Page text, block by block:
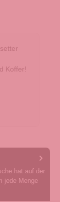
Koffer!
hat auf der
jede Menge